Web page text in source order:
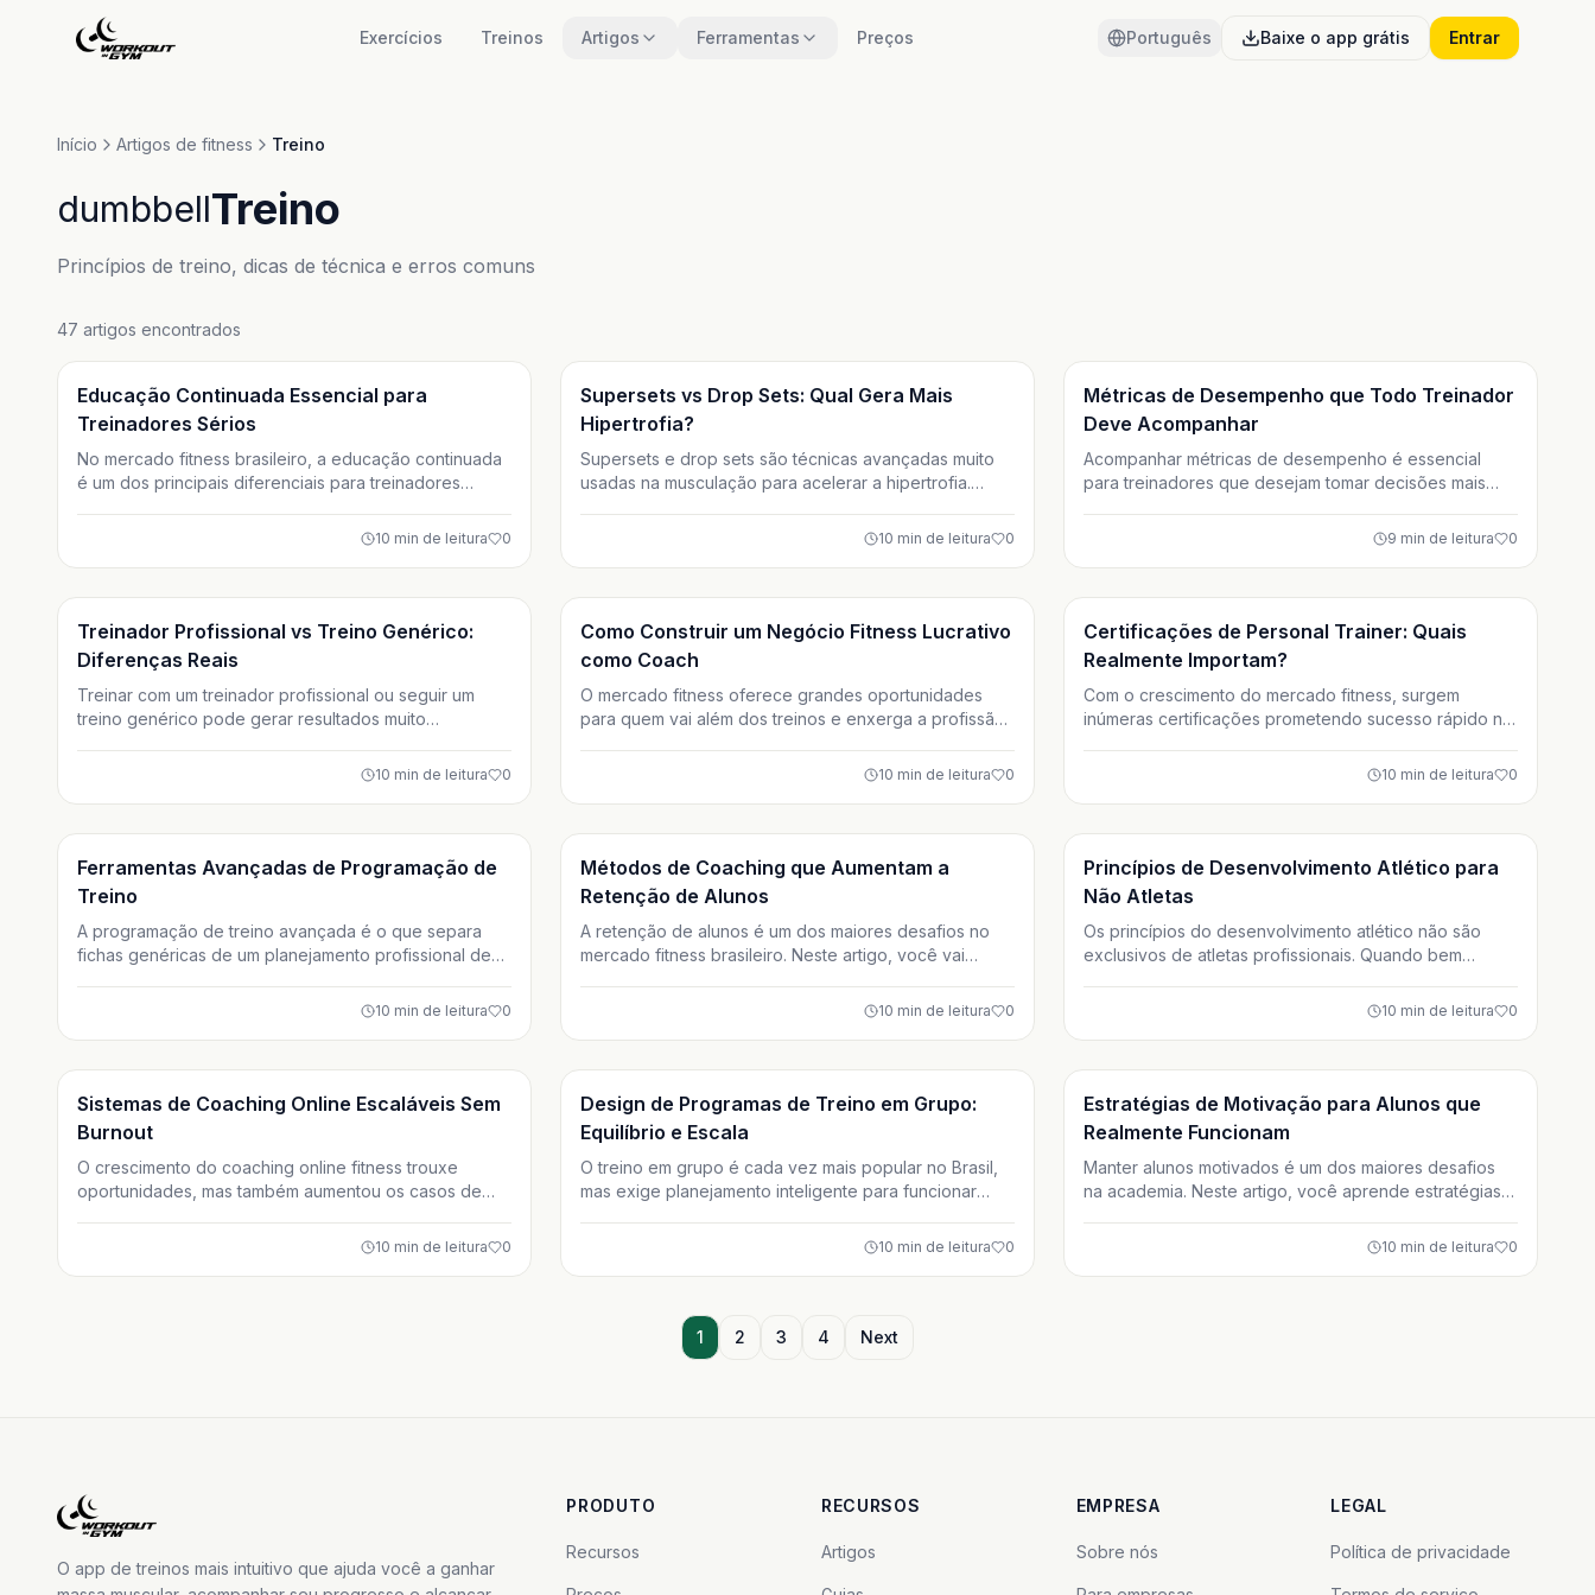
Pular para o conteúdo principal
Exercícios Treinos Artigos Ferramentas Preços Português Baixe o app grátis Entrar
Início Artigos de fitness Treino
dumbbellTreino
Princípios de treino, dicas de técnica e erros comuns
47 artigos encontrados
Treino
Educação Continuada Essencial para
Treinadores Sérios
No mercado fitness brasileiro, a educação continuada
é um dos principais diferenciais para treinadores
diretamente a segurança do aluno, a qualidade dos
10 min de leitura 0
Treino
Supersets vs Drop Sets: Qual Gera Mais
Hipertrofia?
Supersets e drop sets são técnicas avançadas muito
usadas na musculação para acelerar a hipertrofia.
mecanismos fisiológicos e o que a ciência diz sobre
10 min de leitura 0
Treino
Métricas de Desempenho que Todo Treinador
Deve Acompanhar
Acompanhar métricas de desempenho é essencial
para treinadores que desejam tomar decisões mais
você vai entender quais indicadores realmente
estratégia, segurança e evolução contínua.
9 min de leitura 0
Treino
Treinador Profissional vs Treino Genérico:
Diferenças Reais
Treinar com um treinador profissional ou seguir um
treino genérico pode gerar resultados muito
diferenças reais entre essas opções, desde
objetivos na musculação.
10 min de leitura 0
Treino
Como Construir um Negócio Fitness Lucrativo
como Coach
O mercado fitness oferece grandes oportunidades
para quem vai além dos treinos e enxerga a profissão
transformar seu conhecimento técnico em um negócio
escala.
10 min de leitura 0
Treino
Certificações de Personal Trainer: Quais
Realmente Importam?
Com o crescimento do mercado fitness, surgem
inúmeras certificações prometendo sucesso rápido na
entende quais certificações realmente importam no
aumentar sua renda.
10 min de leitura 0
Treino
Ferramentas Avançadas de Programação de
Treino
A programação de treino avançada é o que separa
fichas genéricas de um planejamento profissional de
periodização avançada, RPE, RIR e modelos modernos
10 min de leitura 0
Treino
Métodos de Coaching que Aumentam a
Retenção de Alunos
A retenção de alunos é um dos maiores desafios no
mercado fitness brasileiro. Neste artigo, você vai
treino, fortalecem o relacionamento e aumentam o
10 min de leitura 0
Treino
Princípios de Desenvolvimento Atlético para
Não Atletas
Os princípios do desenvolvimento atlético não são
exclusivos de atletas profissionais. Quando bem
mais inteligência, segurança e consistência. Neste
de vida sem precisar competir.
10 min de leitura 0
Treino
Sistemas de Coaching Online Escaláveis Sem
Burnout
O crescimento do coaching online fitness trouxe
oportunidades, mas também aumentou os casos de
aprende como criar sistemas, modelos escaláveis e
10 min de leitura 0
Treino
Design de Programas de Treino em Grupo:
Equilíbrio e Escala
O treino em grupo é cada vez mais popular no Brasil,
mas exige planejamento inteligente para funcionar
programas de treino coletivo equilibrados, escaláveis
10 min de leitura 0
Treino
Estratégias de Motivação para Alunos que
Realmente Funcionam
Manter alunos motivados é um dos maiores desafios
na academia. Neste artigo, você aprende estratégias
definição de metas, feedback constante,
10 min de leitura 0
1 2 3 4 Next
O app de treinos mais intuitivo que ajuda você a ganhar
PRODUTO
Recursos
RECURSOS
Artigos
EMPRESA
Sobre nós
LEGAL
Política de privacidade